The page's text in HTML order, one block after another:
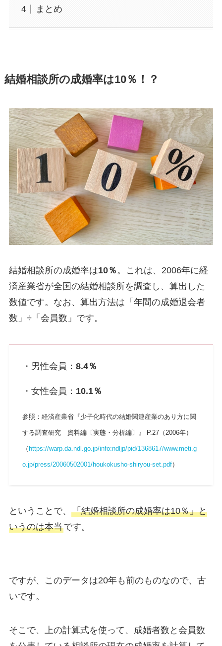
まとめ
結婚相談所の成婚率は10％！？
結婚相談所の成婚率は10％。これは、2006年に経
済産業省が全国の結婚相談所を調査し、算出した
数値です。なお、算出方法は「年間の成婚退会者
数」÷「会員数」です。
・男性会員： 8.4％
・女性会員： 10.1％
参照：経済産業省『少子化時代の結婚関連産業のあり方に関
する調査研究 資料編〔実態・分析編〕』 P.27（2006年）
（ https://warp.da.ndl.go.jp/info:ndljp/pid/1368617/www.meti.g
o.jp/press/20060502001/houkokusho-shiryou-set.pdf）
ということで、 「結婚相談所の成婚率は10％」と
いうのは本当です。
ですが、このデータは20年も前のものなので、古
いです。
そこで、上の計算式を使って、成婚者数と会員数